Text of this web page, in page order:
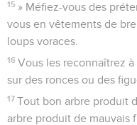
15 » Méfiez-vous des
vous en vêtements de
loups voraces.
16 Vous les reconnaîtrez
sur des ronces ou des
17 Tout bon arbre produit
arbre produit de mauvais